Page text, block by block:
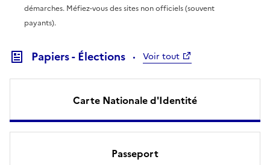
démarches. Méfiez-vous des sites non officiels (souvent
payants).
Papiers - Élections Voir tout
Carte Nationale d'Identité
Passeport